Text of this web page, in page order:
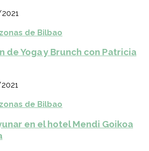
de Bilbao
de Yoga y Brunch con Patricia
de Bilbao
en el hotel Mendi Goikoa